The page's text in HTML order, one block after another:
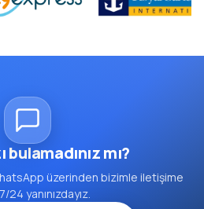
bulamadınız mı?
üzerinden bizimle iletişime
24 yanınızdayız.